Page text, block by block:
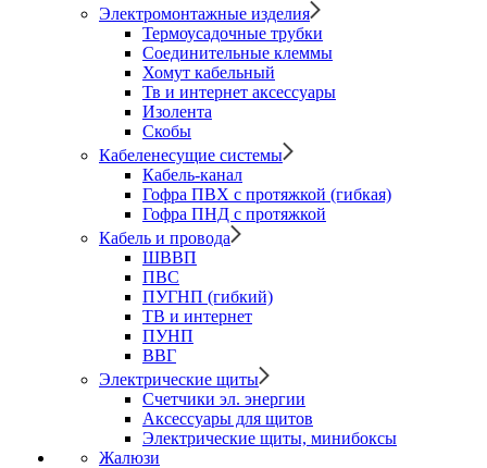
Электромонтажные изделия
Термоусадочные трубки
Соединительные клеммы
Хомут кабельный
Тв и интернет аксессуары
Изолента
Скобы
Кабеленесущие системы
Кабель-канал
Гофра ПВХ с протяжкой (гибкая)
Гофра ПНД с протяжкой
Кабель и провода
ШВВП
ПВС
ПУГНП (гибкий)
ТВ и интернет
ПУНП
ВВГ
Электрические щиты
Счетчики эл. энергии
Аксессуары для щитов
Электрические щиты, минибоксы
Жалюзи